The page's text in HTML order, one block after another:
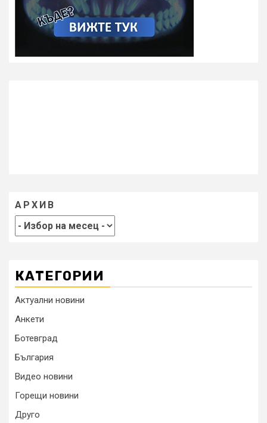
АРХИВ
КАТЕГОРИИ
Актуални новини
Анкети
Ботевград
България
Видео новини
Горещи новини
Друго